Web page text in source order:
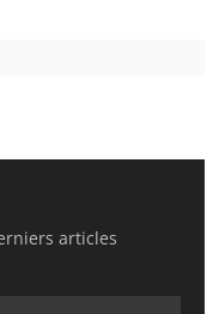
articles